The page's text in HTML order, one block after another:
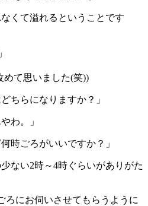
くて溢れるということです
めて思いました(笑))
ちらになりますか？」
わ。」
時ごろがいいですか？」
ない2時～4時ぐらいがありがた
ろにお伺いさせてもらうように